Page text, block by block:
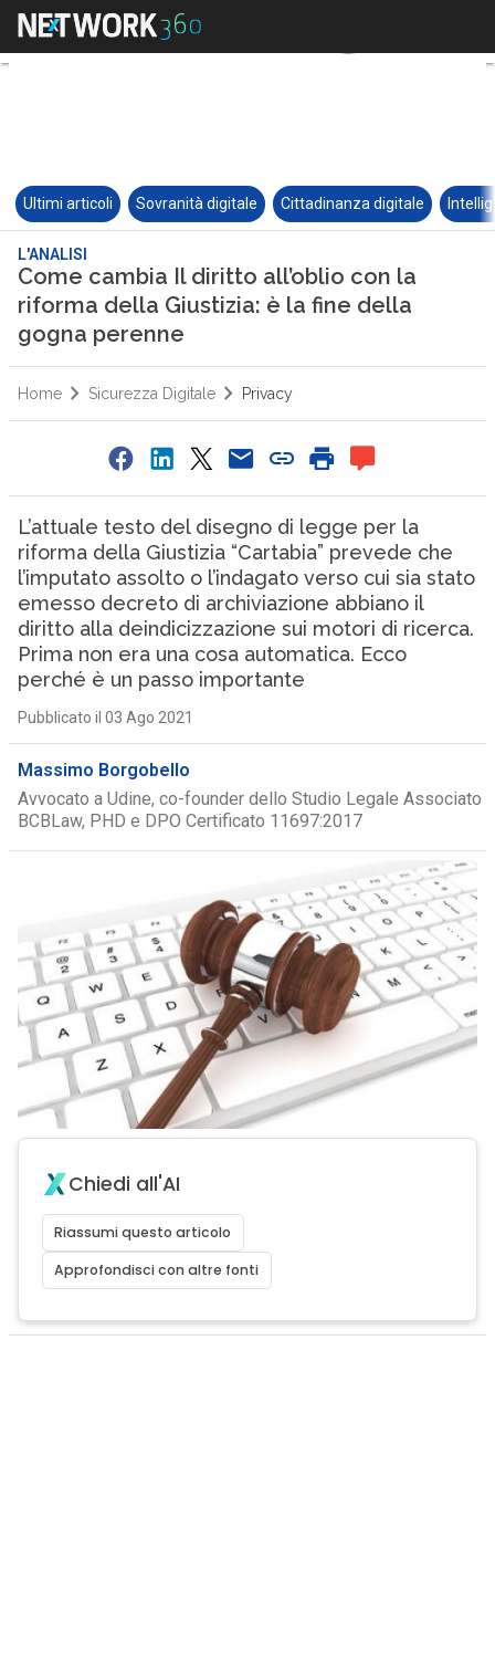
Ultimi articoli Sovranità digitale Cittadinanza digitale
L'ANALISI
Come cambia Il diritto all’oblio con la
riforma della Giustizia: è la fine della
gogna perenne
Home Sicurezza Digitale Privacy
L’attuale testo del disegno di legge per la
riforma della Giustizia “Cartabia” prevede che
l’imputato assolto o l’indagato verso cui sia stato
emesso decreto di archiviazione abbiano il
diritto alla deindicizzazione sui motori di ricerca.
Prima non era una cosa automatica. Ecco
perché è un passo importante
Pubblicato il 03 Ago 2021
Massimo Borgobello
Avvocato a Udine, co-founder dello Studio Legale Associato
BCBLaw, PHD e DPO Certificato 11697:2017
Chiedi all'AI
Riassumi questo articolo
Approfondisci con altre fonti